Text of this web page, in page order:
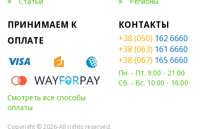
ПРИНИМАЕМ К
ОПЛАТЕ
Смотреть все способы
оплаты
КОНТАКТЫ
+38 (050) 162 6660
+38 (063) 161 6660
+38 (067) 165 6660
Пн. - Пт. 9:00 - 21:00
Сб. - Вс. 10:00 - 16:00
Copyright © 2026-All rights reserved.